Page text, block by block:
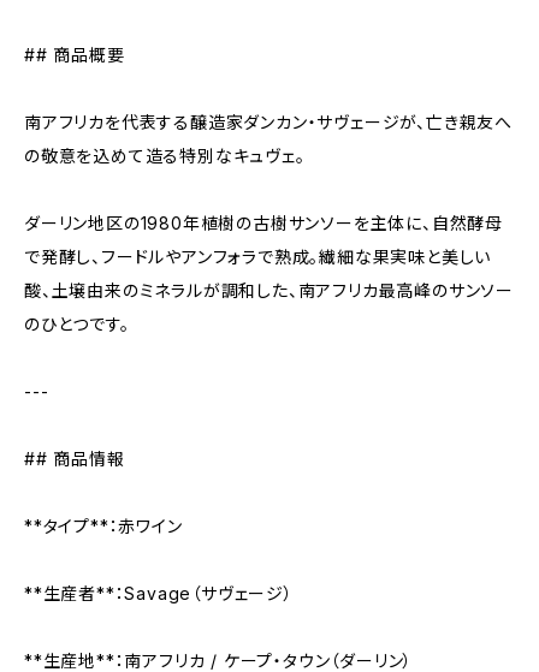
## 商品概要
南アフリカを代表する醸造家ダンカン・サヴェージが、亡き親友へ
の敬意を込めて造る特別なキュヴェ。
ダーリン地区の1980年植樹の古樹サンソーを主体に、自然酵母
で発酵し、フードルやアンフォラで熟成。繊細な果実味と美しい
酸、土壌由来のミネラルが調和した、南アフリカ最高峰のサンソー
のひとつです。
---
## 商品情報
**タイプ**：赤ワイン
**生産者**：Savage（サヴェージ）
**生産地**：南アフリカ / ケープ・タウン（ダーリン）